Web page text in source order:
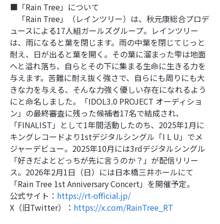
■「Rain Tree」について
「Rain Tree」（レインツリー）は、秋元康総合プロデ
ュースによる17人組ガールズグループ。レインツリー
は、雨になると葉を閉じます。雨の中葉を閉じてじっと
耐え、日が出ると葉を開く。その葉に溜まった雫は地面
へと溢れ落ち、自らとその下に集まる生命に生きる力を
与えます。苦難に耐え抜く強さで、自らにも周りにも大
きな力を与える、そんな力強く優しい存在になれるよう
にと命名しました。「IDOL3.0 PROJECT オーディショ
ン」の最終審査に残った候補者17名で結成され、
「FINALIST」として1年間活動したのち、2025年1月に
キングレコードより1stデジタルシングル「I L U」でメ
ジャーデビュー。2025年10月には3rdデジタルシングル
「好きだよとどっちが先に言うのか？」が配信リリー
ス。2026年2月1日（日）には日本橋三井ホールにて
「Rain Tree 1st Anniversary Concert」を開催予定。
公式サイト： https://rt-official.jp/
X（旧Twitter）： https://x.com/RainTree_RT